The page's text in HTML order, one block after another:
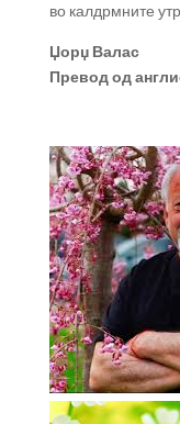
во калдрмните
Џорџ Валас
Превод од